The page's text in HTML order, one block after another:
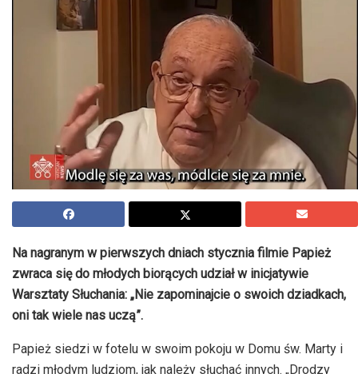
Na nagranym w pierwszych dniach stycznia filmie Papież
zwraca się do młodych biorących udział w inicjatywie
Warsztaty Słuchania: „Nie zapominajcie o swoich dziadkach,
oni tak wiele nas uczą”.
Papież siedzi w fotelu w swoim pokoju w Domu św. Marty i
radzi młodym ludziom, jak należy słuchać innych. „Drodzy